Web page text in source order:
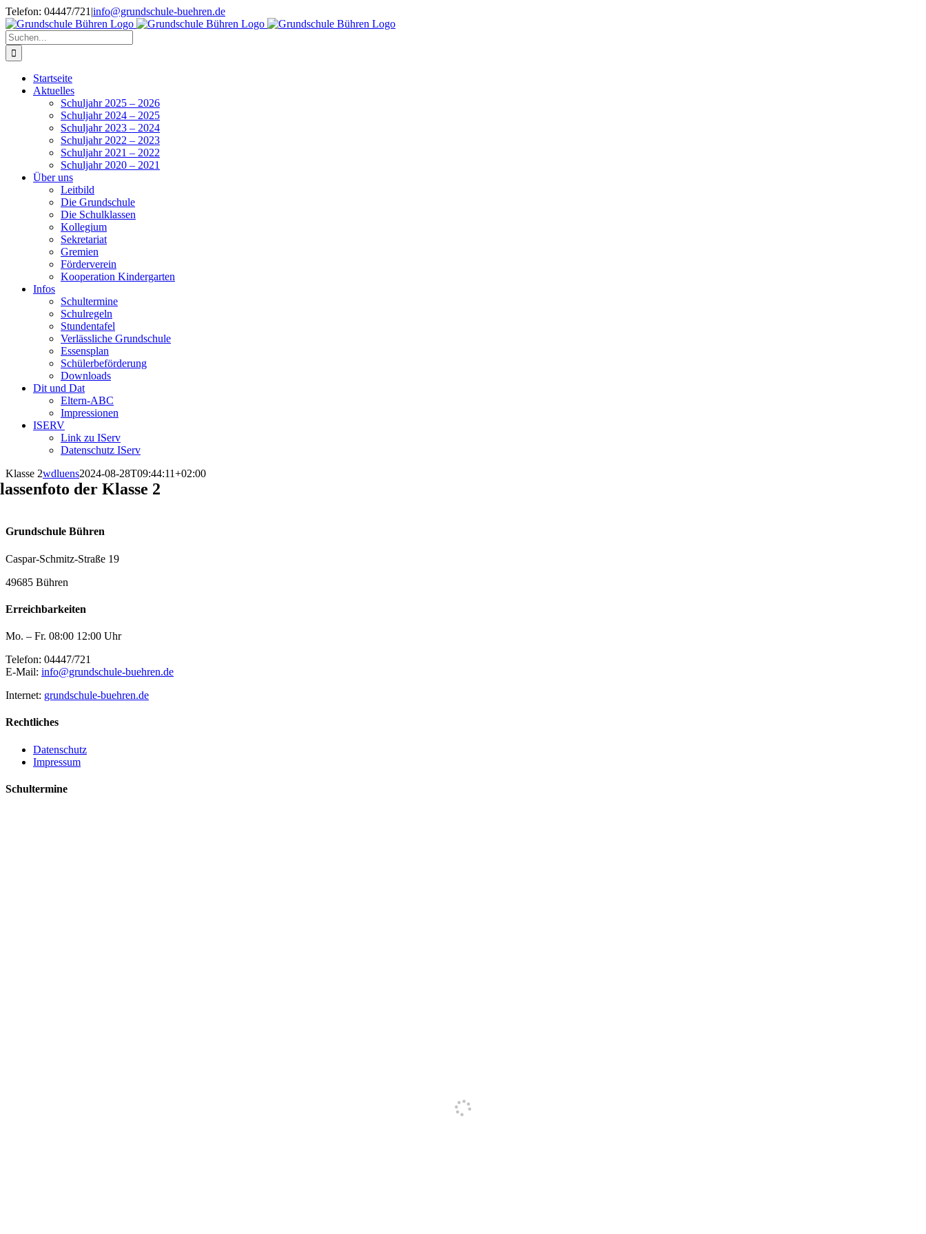
Zum
Inhalt
springen
Telefon: 04447/721 |info@grundschule-buehren.de
Suche
nach:
Startseite
Aktuelles
Schuljahr 2025 – 2026
Schuljahr 2024 – 2025
Schuljahr 2023 – 2024
Schuljahr 2022 – 2023
Schuljahr 2021 – 2022
Schuljahr 2020 – 2021
Über uns
Leitbild
Die Grundschule
Die Schulklassen
Kollegium
Sekretariat
Gremien
Förderverein
Kooperation Kindergarten
Infos
Schultermine
Schulregeln
Stundentafel
Verlässliche Grundschule
Essensplan
Schülerbeförderung
Downloads
Dit und Dat
Eltern-ABC
Impressionen
ISERV
Link zu IServ
Datenschutz IServ
Klasse 2wdluens2024-08-28T09:44:11+02:00
der Klasse 2
Grundschule Bühren
Caspar-Schmitz-Straße 19
49685 Bühren
Erreichbarkeiten
Mo. – Fr. 08:00 12:00 Uhr
Telefon: 04447/721
E-Mail: info@grundschule-buehren.de
Internet: grundschule-buehren.de
Rechtliches
Datenschutz
Impressum
Schultermine